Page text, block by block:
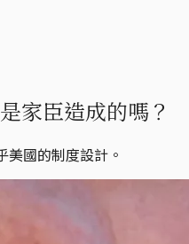
家臣造成的嗎？
國的制度設計。